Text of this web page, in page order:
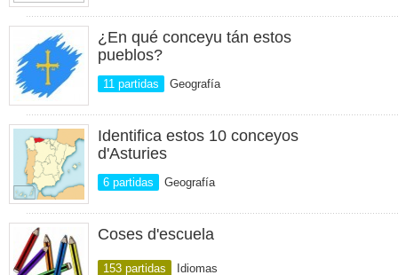
¿En qué conceyu tán estos
pueblos?
11 partidas Geografía
Identifica estos 10 conceyos
d'Asturies
6 partidas Geografía
Coses d'escuela
153 partidas Idiomas